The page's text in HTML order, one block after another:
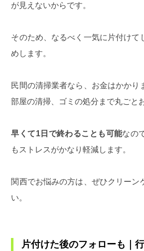
が見えないからです。
そのため、なるべく一気に片付けて
めします。
民間の清掃業者なら、お金はかかり
部屋の清掃、ゴミの処分まで丸ごと
早くて1日で終わることも可能なの
もストレスがかなり軽減します。
関西でお悩みの方は、ぜひクリーン
い。
片付けた後のフォローも｜